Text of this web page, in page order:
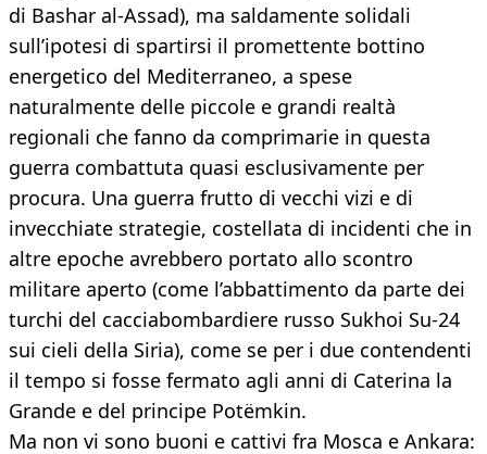
di Bashar al-Assad), ma saldamente solidali
sull’ipotesi di spartirsi il promettente bottino
energetico del Mediterraneo, a spese
naturalmente delle piccole e grandi realtà
regionali che fanno da comprimarie in questa
guerra combattuta quasi esclusivamente per
procura. Una guerra frutto di vecchi vizi e di
invecchiate strategie, costellata di incidenti che in
altre epoche avrebbero portato allo scontro
militare aperto (come l’abbattimento da parte dei
turchi del cacciabombardiere russo Sukhoi Su-24
sui cieli della Siria), come se per i due contendenti
il tempo si fosse fermato agli anni di Caterina la
Grande e del principe Potëmkin.
Ma non vi sono buoni e cattivi fra Mosca e Ankara: